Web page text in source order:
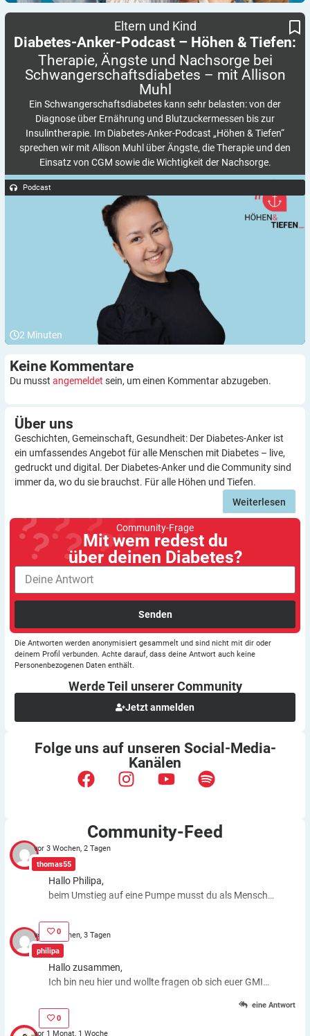
Therapie, Ängste und Nachsorge bei Schwangerschafts­diabetes
– mit Allison Muhl
Eltern und Kind
Diabetes-Anker-Podcast – Höhen & Tiefen:
Therapie, Ängste und Nachsorge bei
Schwangerschafts­diabetes – mit Allison
Muhl
Ein Schwangerschaftsdiabetes kann sehr belasten: von der
Diagnose über Ernährung und Blutzuckermessen bis zur
Insulintherapie. Im Diabetes-Anker-Podcast „Höhen & Tiefen“
sprechen wir mit Allison Muhl über Ängste, die Therapie und den
Einsatz von CGM sowie die Wichtigkeit der Nachsorge.
2 Minuten
Podcast
Keine Kommentare
Du musst angemeldet sein, um einen Kommentar abzugeben.
Über uns
Geschichten, Gemeinschaft, Gesundheit: Der Diabetes-Anker ist
ein umfassendes Angebot für alle Menschen mit Diabetes – live,
gedruckt und digital. Der Diabetes-Anker und die Community sind
immer da, wo du sie brauchst. Für alle Höhen und Tiefen.
Weiterlesen
Community-Frage
Mit wem redest du
über deinen Diabetes?
Senden
Die Antworten werden anonymisiert gesammelt und sind nicht mit dir oder
deinem Profil verbunden. Achte darauf, dass deine Antwort auch keine
Personenbezogenen Daten enthält.
Werde Teil unserer Community
Jetzt anmelden
Folge uns auf unseren Social-Media-
Kanälen
Community-Feed
thomas55
vor 3 Wochen, 2 Tagen
Hallo Philipa,
beim Umstieg auf eine Pumpe musst du als Mensch
ICT. Schätzfehler bleiben also. Du kannst aber die
Basalrate individuell einstellen, z.B. In den frühen
Morgenstunden mehr Insulin zuführen. Auch bei
körperlichen Anstrengungen kannst du die Basalrate
für eine Zeit stoppen, das morgens oder abends
Schätzfehlern und ansteigendem Zuckerwert kannst
du einfach mit dem Drücken von Knöpfen o.ä. Insulin
0
philipa
vor 3 Wochen, 3 Tagen
Hallo zusammen,
Ich bin neu hier und wollte fragen ob sich euer GMI
bekommen habt?
0
eine Antwort
vor 1 Monat, 1 Woche